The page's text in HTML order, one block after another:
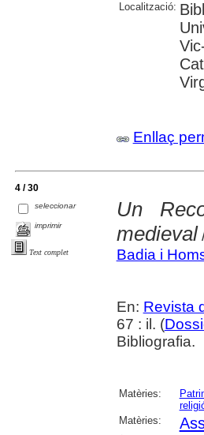
Localització:
Enllaç
4 / 30
seleccionar
imprimir
Text complet
Un
medieval
Badia i
En: Revista
67 : il. (
Bibliografia.
Matèries:
Matèries: